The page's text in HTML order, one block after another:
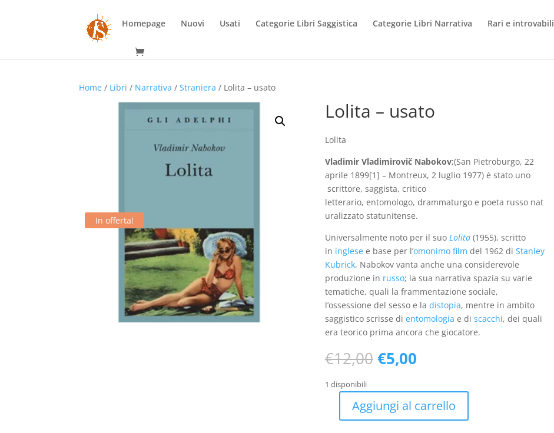
Homepage Nuovi Usati Categorie Libri Saggistica Categorie Libri Narrativa Rari e introvabili
Home / Libri / Narrativa /Straniera / Lolita – usato
In offerta!
Lolita – usato
Lolita
Vladimir Vladimirovič Nabokov;(San Pietroburgo, 22
aprile 1899[1] – Montreux, 2 luglio 1977) è stato uno
scrittore, saggista, critico
letterario, entomologo, drammaturgo e poeta russo nat
uralizzato statunitense.
Universalmente noto per il suo Lolita(1955), scritto
in inglesee base per l’omonimo film del 1962 di Stanley
Kubrick, Nabokov vanta anche una considerevole
produzione in russo; la sua narrativa spazia su varie
tematiche, quali la frammentazione sociale,
l’ossessione del sesso e la distopia, mentre in ambito
saggistico scrisse di entomologia e di scacchi, dei quali
era teorico prima ancora che giocatore.
€12,00Il
prezzo
era:
€12,00.
€5,00Il
è:
€5,00.
1 disponibili
Aggiungi al carrello